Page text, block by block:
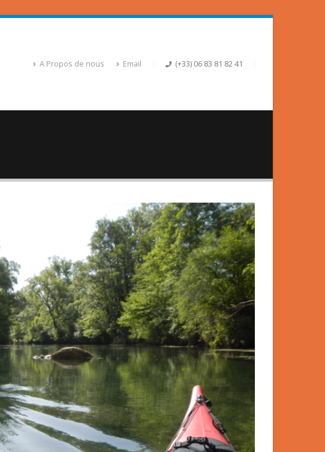
A Propos de nous Email (+33) 06 83 81 82 41